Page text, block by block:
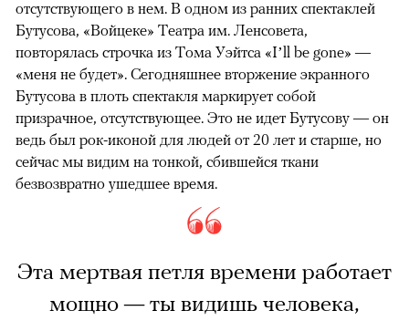
отсутствующего в нем. В одном из ранних спектаклей
Бутусова, «Войцеке» Театра им. Ленсовета,
повторялась строчка из Тома Уэйтса «I’ll be gone» —
«меня не будет». Сегодняшнее вторжение экранного
Бутусова в плоть спектакля маркирует собой
призрачное, отсутствующее. Это не идет Бутусову — он
ведь был рок-иконой для людей от 20 лет и старше, но
сейчас мы видим на тонкой, сбившейся ткани
безвозвратно ушедшее время.
Эта мертвая петля времени работает
мощно — ты видишь человека,